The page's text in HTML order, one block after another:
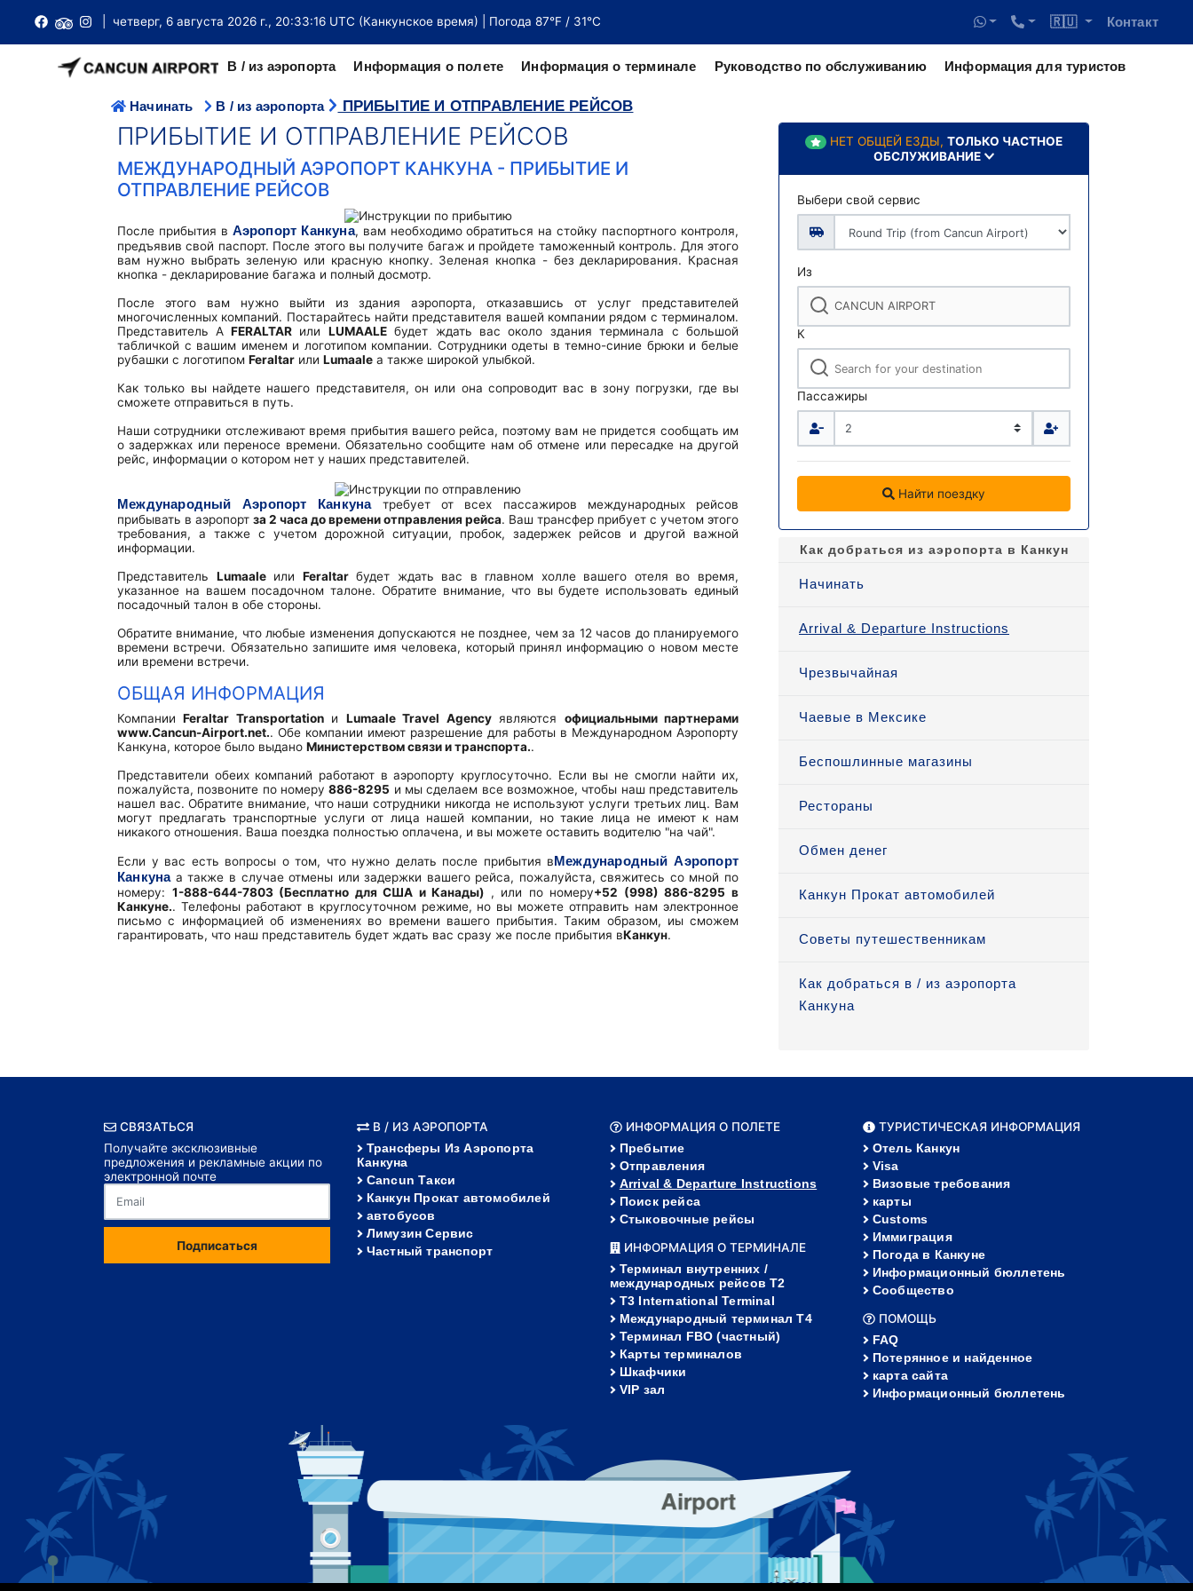
| четверг, 6 августа 2026 г., 20:33:17 UTC (Канкунское время) | Погода 87°F / 31°C 🇷🇺 Контакт
В / из аэропорта Информация о полете Информация о терминале Руководство по обслуживанию Информация для туристов
НАЗЕМНЫЙ ТРАНСПОРТ В АЭРОПОРТУ
Аэропорт Канкуна удобно расположен примерно в 18 км к северу от
автобусов, автобусов и такси.
Трансферы из аэропорта Канкуна
Такси аэропорта Канкуна
Лимузин транспорт
Общий шаттл
Terminal Transfers Shuttle
Частный транспорт в аэропорту Канкуна
VIP транспорт
Международные прибытия
Внутренние прибытия
Внутренние вылеты
Купить билеты
Стыковочные рейсы
Справочник авиакомпаний
КОДЫ ИАТА
Терминал Т2
Терминал внутренних / международных рейсов T2
Международный терминал Т4
Терминал FBO (частный)
Карты терминалов
Шкафчики
Билеты на паром
Чрезвычайная ситуация
Чаевые в Мексике
Магазины беспошлинной торговли
Обмен денег
Советы путешественникам
Как добраться до/из аэропорта Канкуна
Информационный бюллетень
Отель Канкун
Нет/Не требуется виза для поездки
Справочник посольств
Иммиграция
Погода в Канкуне
Информационный бюллетень
Сообщество
Начинать В / из аэропорта ПРИБЫТИЕ И ОТПРАВЛЕНИЕ РЕЙСОВ
ПРИБЫТИЕ И ОТПРАВЛЕНИЕ РЕЙСОВ
МЕЖДУНАРОДНЫЙ АЭРОПОРТ КАНКУНА - ПРИБЫТИЕ И
ОТПРАВЛЕНИЕ РЕЙСОВ
После прибытия в Аэропорт Канкуна, вам необходимо обратиться на стойку паспортного контроля,
предъявив свой паспорт. После этого вы получите багаж и пройдете таможенный контроль. Для этого
вам нужно выбрать зеленую или красную кнопку. Зеленая кнопка - без декларирования. Красная
кнопка - декларирование багажа и полный досмотр.
После этого вам нужно выйти из здания аэропорта, отказавшись от услуг представителей
многочисленных компаний. Постарайтесь найти представителя вашей компании рядом с терминалом.
Представитель A FERALTARили LUMAALEбудет ждать вас около здания терминала с большой
табличкой с вашим именем и логотипом компании. Сотрудники одеты в темно-синие брюки и белые
рубашки с логотипом Feraltar или Lumaale а также широкой улыбкой.
Как только вы найдете нашего представителя, он или она сопроводит вас в зону погрузки, где вы
сможете отправиться в путь.
Наши сотрудники отслеживают время прибытия вашего рейса, поэтому вам не придется сообщать им
о задержках или переносе времени. Обязательно сообщите нам об отмене или пересадке на другой
рейс, информации о котором нет у наших представителей.
Международный Аэропорт Канкунатребует от всех пассажиров международных рейсов
прибывать в аэропорт за 2 часа до времени отправления рейса. Ваш трансфер прибует с учетом этого
требования, а также с учетом дорожной ситуации, пробок, задержек рейсов и другой важной
информации.
Представитель Lumaaleили Feraltarбудет ждать вас в главном холле вашего отеля во время,
указанное на вашем посадочном талоне. Обратите внимание, что вы будете использовать единый
посадочный талон в обе стороны.
Обратите внимание, что любые изменения допускаются не позднее, чем за 12 часов до планируемого
времени встречи. Обязательно запишите имя человека, который принял информацию о новом месте
или времени встречи.
ОБЩАЯ ИНФОРМАЦИЯ
КомпанииFeraltar Transportationи Lumaale Travel Agencyявляются официальными партнерами
www.Cancun-Airport.net.. Обе компании имеют разрешение для работы в Международном Аэропорту
Канкуна, которое было выдано Министерством связи и транспорта..
Представители обеих компаний работают в аэропорту круглосуточно. Если вы не смогли найти их,
пожалуйста, позвоните по номеру886-8295 и мы сделаем все возможное, чтобы наш представитель
нашел вас. Обратите внимание, что наши сотрудники никогда не используют услуги третьих лиц. Вам
могут предлагать транспортные услуги от лица нашей компании, но такие лица не имеют к нам
никакого отношения. Ваша поездка полностью оплачена, и вы можете оставить водителю "на чай".
Если у вас есть вопросы о том, что нужно делать после прибытия вМеждународный Аэропорт
Канкунаа также в случае отмены или задержки вашего рейса, пожалуйста, свяжитесь со мной по
номеру: 1-888-644-7803 (Бесплатно для США и Канады) , или по номеру+52 (998) 886-8295 в
Канкуне.. Телефоны работают в круглосуточном режиме, но вы можете отправить нам электронное
письмо с информацией об изменениях во времени вашего прибытия. Таким образом, иы сможем
гарантировать, что наш представитель будет ждать вас сразу же после прибытия вКанкун.
НЕТ ОБЩЕЙ ЕЗДЫ, ТОЛЬКО ЧАСТНОЕ
ОБСЛУЖИВАНИЕ
Выбери свой сервис
Из
К
Пассажиры
Найти поездку
Как добраться из аэропорта в Канкун
Начинать
Arrival & Departure Instructions
Чрезвычайная
Чаевые в Мексике
Беспошлинные магазины
Рестораны
Обмен денег
Канкун Прокат автомобилей
Советы путешественникам
Как добраться в / из аэропорта
Канкуна
СВЯЗАТЬСЯ
Получайте эксклюзивные
предложения и рекламные акции по
электронной почте
Подписаться
В / ИЗ АЭРОПОРТА
Трансферы Из Аэропорта
Канкуна
Cancun Такси
Канкун Прокат автомобилей
автобусов
Лимузин Сервис
Частный транспорт
ИНФОРМАЦИЯ О ПОЛЕТЕ
Пребытие
Отправления
Arrival & Departure Instructions
Поиск рейса
Стыковочные рейсы
ИНФОРМАЦИЯ О ТЕРМИНАЛЕ
Терминал внутренних /
международных рейсов T2
T3 International Terminal
Международный терминал Т4
Терминал FBO (частный)
Карты терминалов
Шкафчики
VIP зал
ТУРИСТИЧЕСКАЯ ИНФОРМАЦИЯ
Отель Канкун
Visa
Визовые требования
карты
Customs
Иммиграция
Погода в Канкуне
Информационный бюллетень
Сообщество
ПОМОЩЬ
FAQ
Потерянное и найденное
карта сайта
Информационный бюллетень